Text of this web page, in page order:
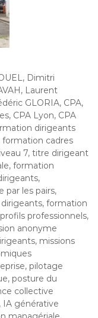
Dimitri
Laurent
GLORIA, CPA,
CPA Lyon, CPA
dirigeants
formation cadres
7, titre dirigeant
formation
par les pairs,
formation
professionnels,
anonyme
missions
pilotage
posture du
collective
générative